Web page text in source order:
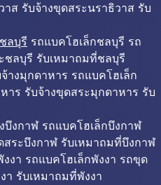
ส รับจ้างขุดสระนราธิวาส รับ
ลบุรี รถแบคโฮเล็กชลบุรี รถ
ชลบุรี รับเหมาถมที่ชลบุรี
างมุกดาหาร รถแบคโฮเล็ก
าร รับจ้างขุดสระมุกดาหาร รับ
บึงกาฬ รถแบคโฮเล็กบึงกาฬ
สระบึงกาฬ รับเหมาถมที่บึงกาฬ
งา รถแบคโฮเล็กพังงา รถขุด
า รับเหมาถมที่พังงา